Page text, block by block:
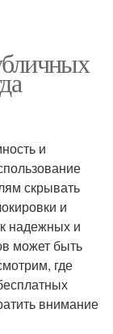
и
скрывать
и
надежных и
может быть
где
внимание